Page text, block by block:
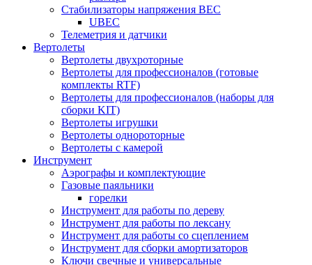
Стабилизаторы напряжения BEC
UBEC
Телеметрия и датчики
Вертолеты
Вертолеты двухроторные
Вертолеты для профессионалов (готовые
комплекты RTF)
Вертолеты для профессионалов (наборы для
сборки KIT)
Вертолеты игрушки
Вертолеты однороторные
Вертолеты с камерой
Инструмент
Аэрографы и комплектующие
Газовые паяльники
горелки
Инструмент для работы по дереву
Инструмент для работы по лексану
Инструмент для работы со сцеплением
Инструмент для сборки амортизаторов
Ключи свечные и универсальные